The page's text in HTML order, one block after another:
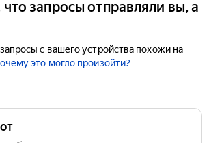
запросы отправляли вы, а
с вашего устройства похожи на
это могло произойти?